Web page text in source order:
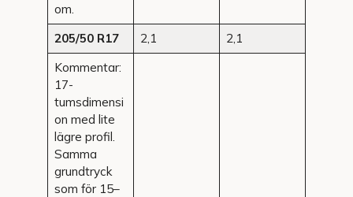
om.
205/50 R17
2,1
2,1
Kommentar:
17-
tumsdimensi
on med lite
lägre profil.
Samma
grundtryck
som för 15–